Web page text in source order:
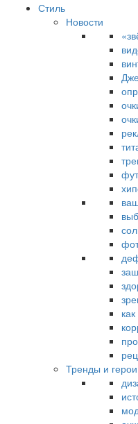
Стиль
Новости
Тренды и герои